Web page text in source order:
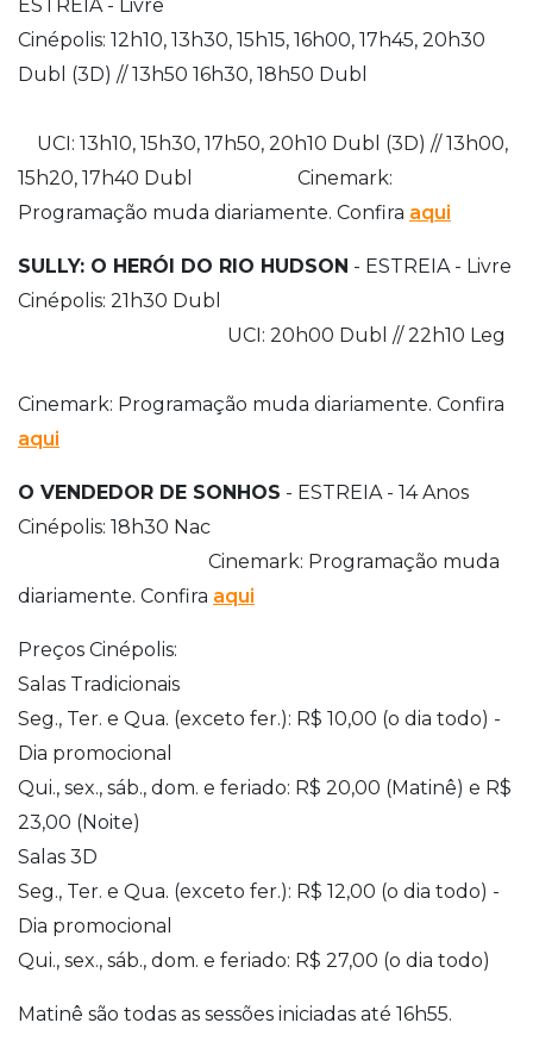
ESTREIA - Livre
Cinépolis: 12h10, 13h30, 15h15, 16h00, 17h45, 20h30
Dubl (3D) // 13h50 16h30, 18h50 Dubl
UCI: 13h10, 15h30, 17h50, 20h10 Dubl (3D) // 13h00,
15h20, 17h40 Dubl Cinemark:
Programação muda diariamente. Confira aqui
SULLY: O HERÓI DO RIO HUDSON - ESTREIA - Livre
Cinépolis: 21h30 Dubl
UCI: 20h00 Dubl // 22h10 Leg
Cinemark: Programação muda diariamente. Confira
aqui
O VENDEDOR DE SONHOS - ESTREIA - 14 Anos
Cinépolis: 18h30 Nac
Cinemark: Programação muda
diariamente. Confira aqui
Preços Cinépolis:
Salas Tradicionais
Seg., Ter. e Qua. (exceto fer.): R$ 10,00 (o dia todo) -
Dia promocional
Qui., sex., sáb., dom. e feriado: R$ 20,00 (Matinê) e R$
23,00 (Noite)
Salas 3D
Seg., Ter. e Qua. (exceto fer.): R$ 12,00 (o dia todo) -
Dia promocional
Qui., sex., sáb., dom. e feriado: R$ 27,00 (o dia todo)
Matinê são todas as sessões iniciadas até 16h55.